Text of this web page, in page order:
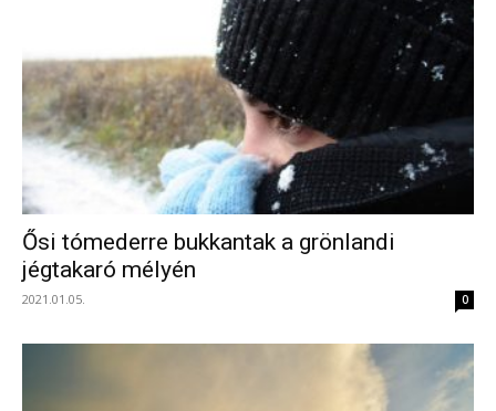
Ősi tómederre bukkantak a grönlandi
jégtakaró mélyén
2021.01.05. 0